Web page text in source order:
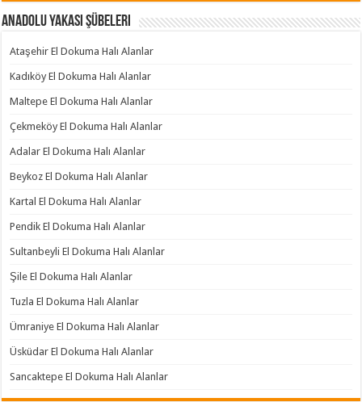
Anadolu Yakası Şübeleri
Ataşehir El Dokuma Halı Alanlar
Kadıköy El Dokuma Halı Alanlar
Maltepe El Dokuma Halı Alanlar
Çekmeköy El Dokuma Halı Alanlar
Adalar El Dokuma Halı Alanlar
Beykoz El Dokuma Halı Alanlar
Kartal El Dokuma Halı Alanlar
Pendik El Dokuma Halı Alanlar
Sultanbeyli El Dokuma Halı Alanlar
Şile El Dokuma Halı Alanlar
Tuzla El Dokuma Halı Alanlar
Ümraniye El Dokuma Halı Alanlar
Üsküdar El Dokuma Halı Alanlar
Sancaktepe El Dokuma Halı Alanlar